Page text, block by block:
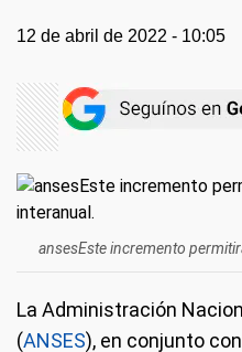
12 de abril de 2022 - 10:05
ansesEste incremento
La Administración
(ANSES), en conjunto con